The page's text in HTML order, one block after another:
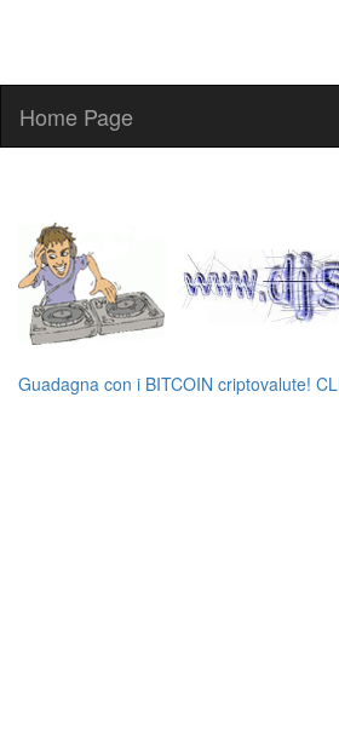
Home Page
Guadagna con i BITCOIN criptovalute!